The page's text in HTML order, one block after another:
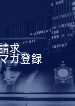
求
ガ登録